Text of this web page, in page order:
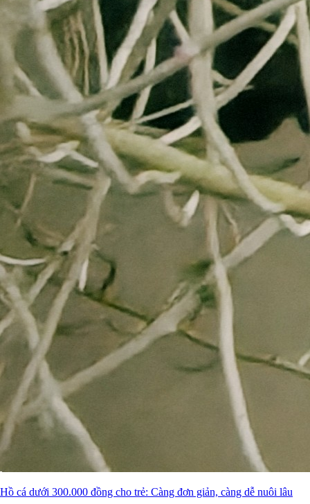
Hồ cá dưới 300.000 đồng cho trẻ: Càng đơn giản, càng dễ nuôi lâu